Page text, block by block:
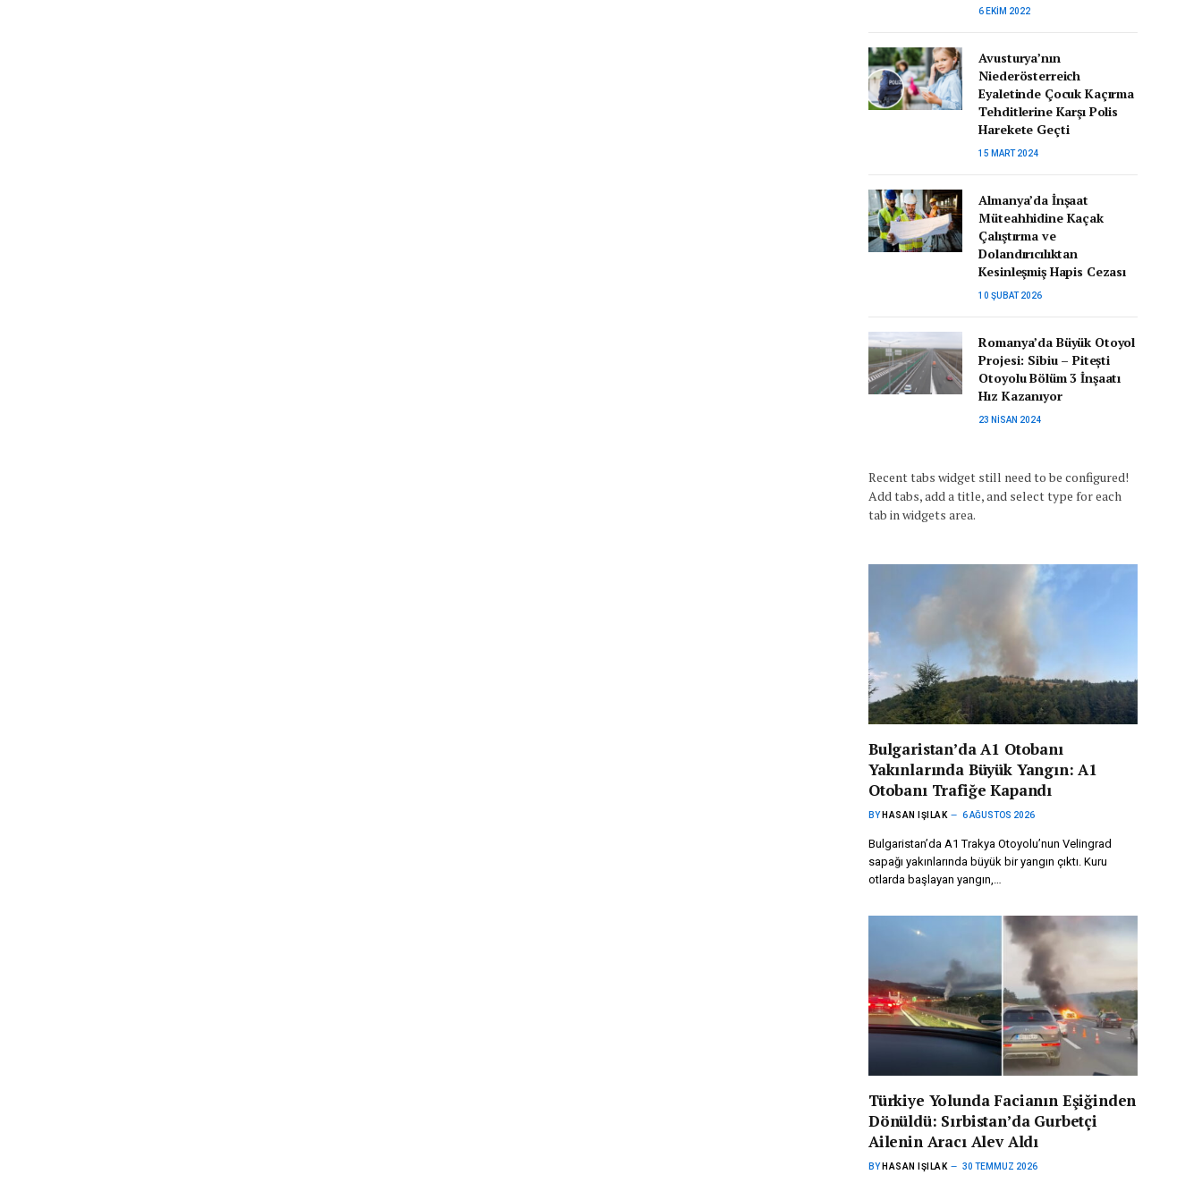
6 EKIM 2022
Avusturya’nın
Niederösterreich
Eyaletinde Çocuk Kaçırma
Tehditlerine Karşı Polis
Harekete Geçti
15 MART 2024
Almanya’da İnşaat
Müteahhidine Kaçak
Çalıştırma ve
Dolandırıcılıktan
Kesinleşmiş Hapis Cezası
10 ŞUBAT 2026
Romanya’da Büyük Otoyol
Projesi: Sibiu – Pitești
Otoyolu Bölüm 3 İnşaatı
Hız Kazanıyor
23 NISAN 2024
Recent tabs widget still need to be configured!
Add tabs, add a title, and select type for each
tab in widgets area.
Bulgaristan’da A1 Otobanı
Yakınlarında Büyük Yangın: A1
Otobanı Trafiğe Kapandı
BY HASAN IŞILAK 6 AĞUSTOS 2026
Bulgaristan’da A1 Trakya Otoyolu’nun Velingrad
sapağı yakınlarında büyük bir yangın çıktı. Kuru
otlarda başlayan yangın,…
Türkiye Yolunda Facianın Eşiğinden
Dönüldü: Sırbistan’da Gurbetçi
Ailenin Aracı Alev Aldı
BY HASAN IŞILAK 30 TEMMUZ 2026